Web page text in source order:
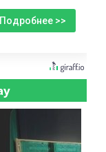
Подробнее >>